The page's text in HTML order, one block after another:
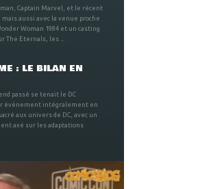
Captain Marvel, et le récent
aussi avec la venue proche
Woman 1984 et un casting
The Eternals, les ...
: LE BILAN EN
passé se tenait le DC
évènement intégralement en
aux univers de DC, avec un
axé sur les adaptations